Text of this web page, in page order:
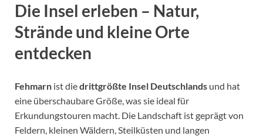
Die Insel erleben – Natur,
Strände und kleine Orte
entdecken
Fehmarn ist diedrittgrößte Insel Deutschlands und hat
eine überschaubare Größe, was sie ideal für
Erkundungstouren macht. Die Landschaft ist geprägt von
Feldern, kleinen Wäldern, Steilküsten und langen